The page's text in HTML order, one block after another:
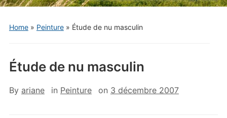
menu
Home» Peinture» Étude de nu masculin
Étude de nu masculin
By ariane in Peinture on 3 décembre 2007